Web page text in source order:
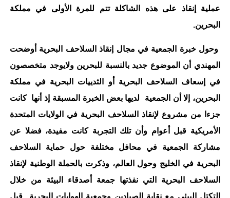
عملية إنقاذ على هذه الشاكلة تتم للمرة الأولى في مملكة
البحرين.
وحول خبرة الجمعية في مجال إنقاذ السلاحف البحرية أوضحت
المهندي أن الموضوع جديد بالنسبة للبحرين ولايوجد متخصصون
في إسعاف السلاحف البحرية أو الثدييات البحرية في مملكة
البحرين، إلا أن الجمعية لديها بعض الخبرة المسبقة إذ أنها كانت
جزءا من مشروع لإنقاذ السلاحف البحرية في الولايات المتحدة
الأمريكية قبل أعوام وأن تلك التجربة كانت مفيدة، فضلا عن
مشاركة الجمعية في محافل مختلفة حول حماية السلاحف
البحرية في الخليج وحول العالم، وذكرت بالحملة الوطنية لإنقاذ
السلاحف البحرية التي نفذتها جمعة أصدقاء البيئة من خلال
التكتل البيئي مع نقابة الصيادين وجمعية الهوايات البحرية قبل